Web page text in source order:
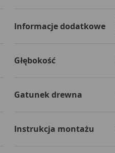
Informacje dodatkowe
Głębokość
Gatunek drewna
Instrukcja montażu